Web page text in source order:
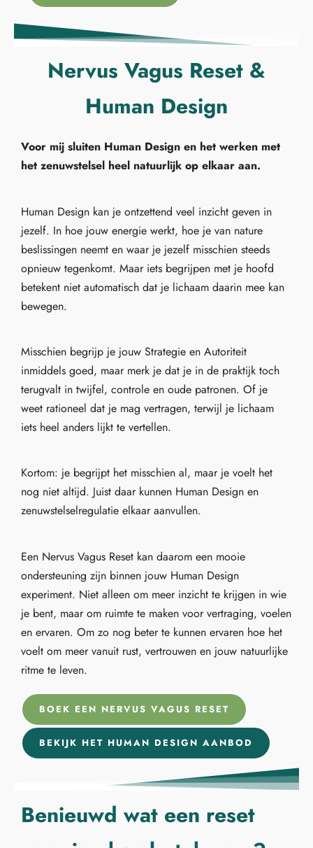
Nervus Vagus Reset &
Human Design
Voor mij sluiten Human Design en het werken met
het zenuwstelsel heel natuurlijk op elkaar aan.
Human Design kan je ontzettend veel inzicht geven in
jezelf. In hoe jouw energie werkt, hoe je van nature
beslissingen neemt en waar je jezelf misschien steeds
opnieuw tegenkomt. Maar iets begrijpen met je hoofd
betekent niet automatisch dat je lichaam daarin mee kan
bewegen.
Misschien begrijp je jouw Strategie en Autoriteit
inmiddels goed, maar merk je dat je in de praktijk toch
terugvalt in twijfel, controle en oude patronen. Of je
weet rationeel dat je mag vertragen, terwijl je lichaam
iets heel anders lijkt te vertellen.
Kortom: je begrijpt het misschien al, maar je voelt het
nog niet altijd. Juist daar kunnen Human Design en
zenuwstelselregulatie elkaar aanvullen.
Een Nervus Vagus Reset kan daarom een mooie
ondersteuning zijn binnen jouw Human Design
experiment. Niet alleen om meer inzicht te krijgen in wie
je bent, maar om ruimte te maken voor vertraging, voelen
en ervaren. Om zo nog beter te kunnen ervaren hoe het
voelt om meer vanuit rust, vertrouwen en jouw natuurlijke
ritme te leven.
BOEK EEN NERVUS VAGUS RESET
BEKIJK HET HUMAN DESIGN AANBOD
Benieuwd wat een reset